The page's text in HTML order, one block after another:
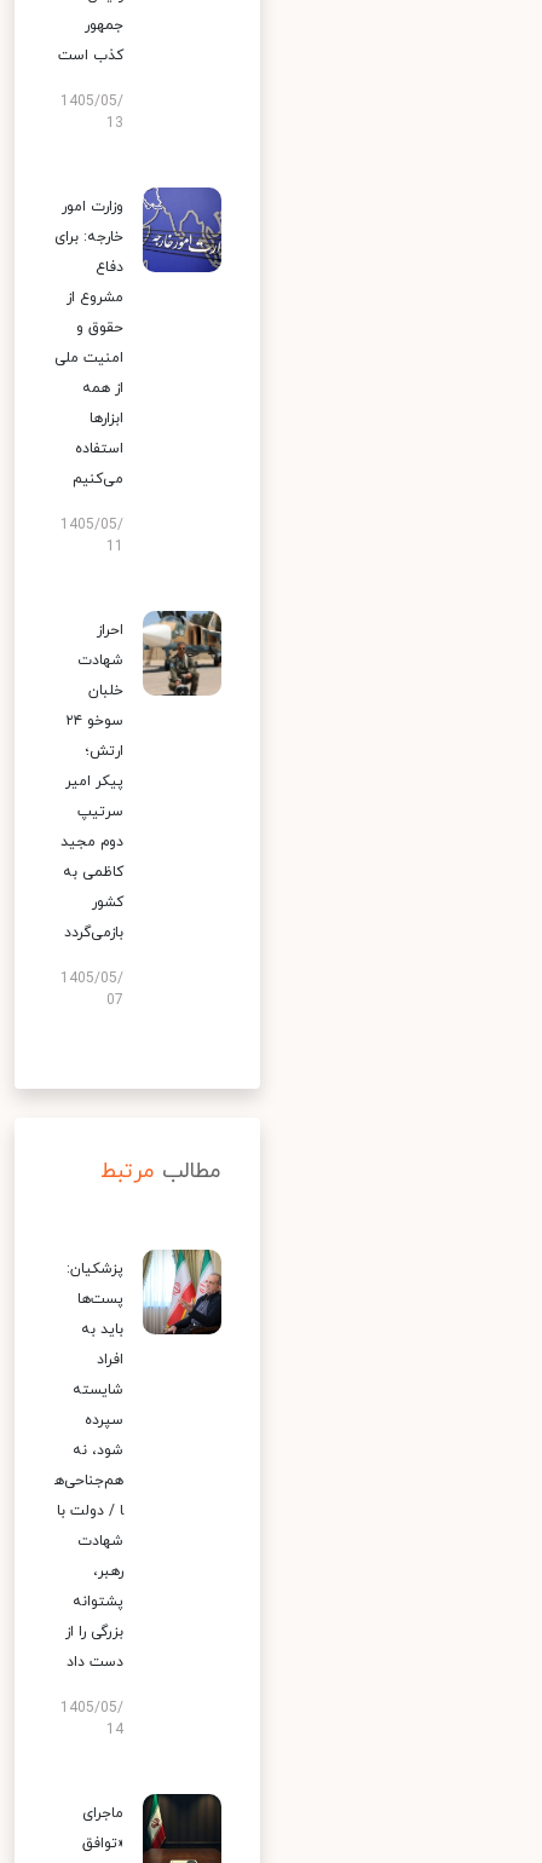
جمهور
کذب است
1405/05/
13
وزارت امور
خارجه: برای
دفاع
مشروع از
حقوق و
امنیت ملی
از همه
ابزارها
استفاده
می‌کنیم
1405/05/
احراز
شهادت
خلبان
سوخو ۲۴
ارتش؛
پیکر امیر
سرتیپ
دوم مجید
کاظمی به
کشور
بازمی‌گردد
1405/05/
07
مطالب مرتبط
پزشکیان:
پست‌ها
باید به
افراد
شایسته
سپرده
شود، نه
هم‌جناحی‌ه
ا / دولت با
شهادت
رهبر،
پشتوانه
بزرگی را از
دست داد
1405/05/
14
ماجرای
«توافق